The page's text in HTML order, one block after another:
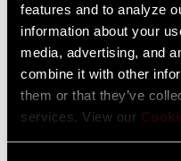
features and to analyze
information about your
media, advertising, and
combine it with other
them or that they’ve
services. View our
SRAM ROAD AXS